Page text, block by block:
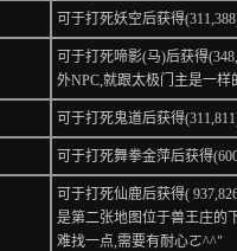
可于打死妖空后获得
可于打死啼影(马)后获得
外NPC,就跟太极门主是一样
可于打死鬼道后获得
可于打死舞拳金萍后获得
可于打死仙鹿后获得(
是第二张地图位于兽王庄的
难找一点,需要有耐心ㄛ^^"